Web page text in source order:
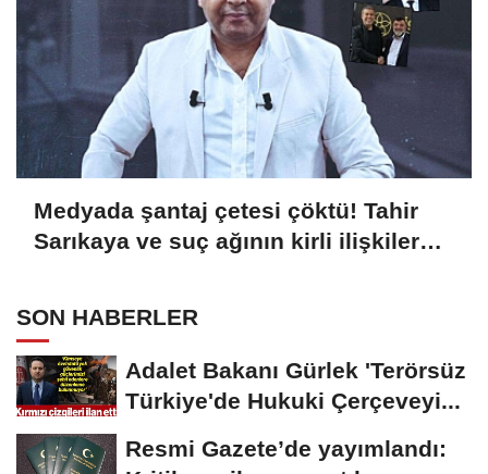
Medyada şantaj çetesi çöktü! Tahir
Sarıkaya ve suç ağının kirli ilişkiler
SON HABERLER
Adalet Bakanı Gürlek 'Terörsüz
Türkiye'de Hukuki Çerçeveyi...
Resmi Gazete’de yayımlandı: